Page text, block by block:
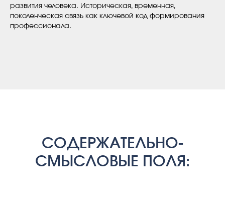
развития человека. Историческая, временная,
поколенческая связь как ключевой код формирования
профессионала.
СОДЕРЖАТЕЛЬНО-
СМЫСЛОВЫЕ ПОЛЯ: